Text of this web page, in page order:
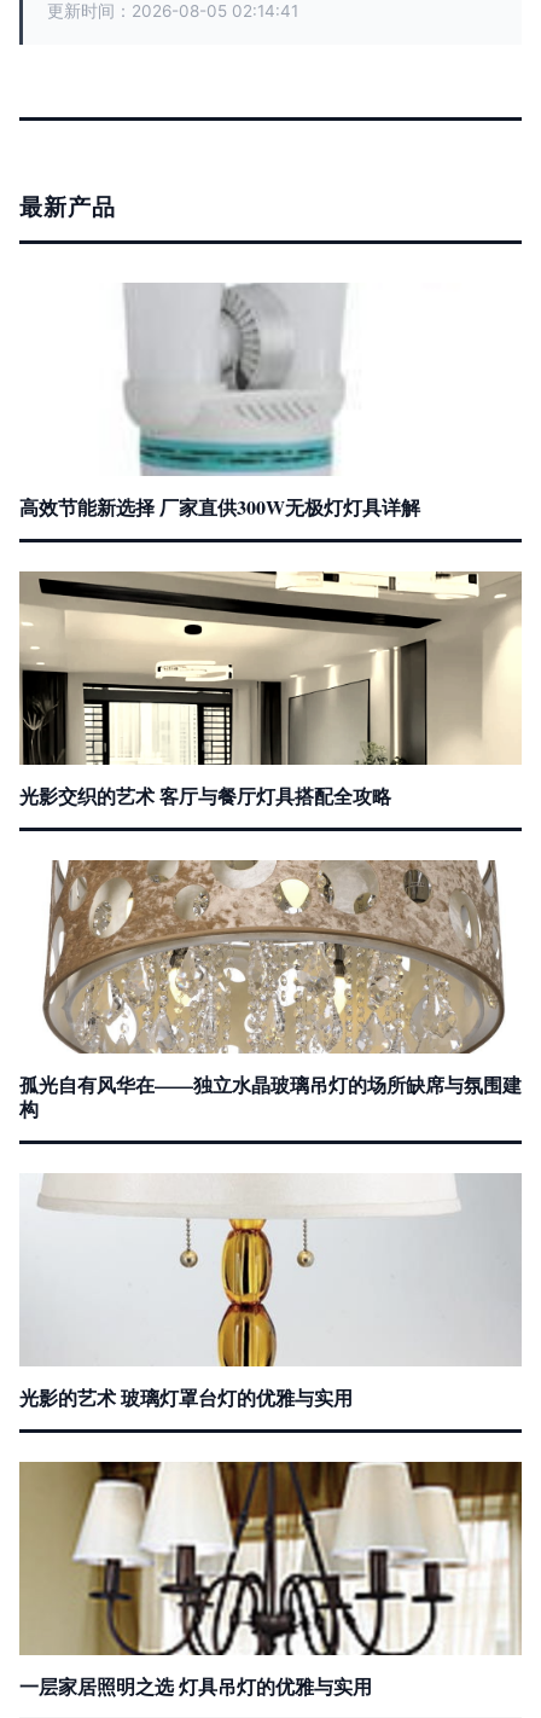
更新时间：2026-08-05 02:14:41
最新产品
高效节能新选择 厂家直供300W无极灯灯具详解
光影交织的艺术 客厅与餐厅灯具搭配全攻略
孤光自有风华在——独立水晶玻璃吊灯的场所缺席与氛围建
构
光影的艺术 玻璃灯罩台灯的优雅与实用
一层家居照明之选 灯具吊灯的优雅与实用